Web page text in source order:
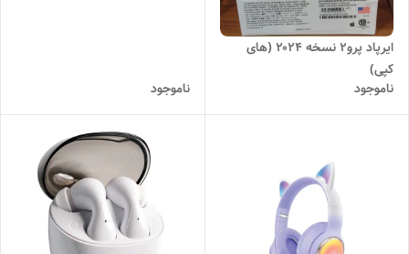
ایرپاد پرو2 نسخه ۲۰۲۴ (های
کپی)
ناموجود
ناموجود